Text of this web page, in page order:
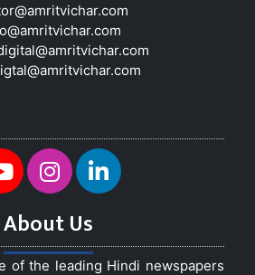
About Us
of the leading Hindi newspapers